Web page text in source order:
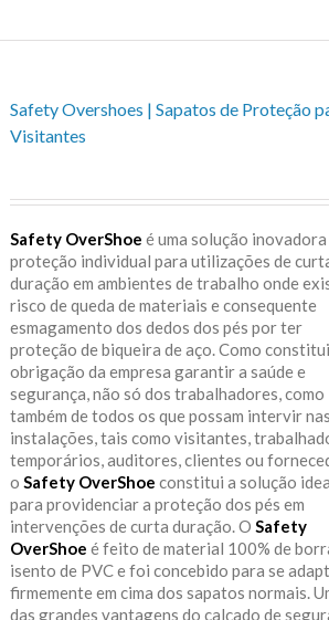
Safety Overshoes | Sapatos de Proteção
Visitantes
Safety OverShoe é uma solução inovadora
proteção individual para utilizações de
duração em ambientes de trabalho onde
risco de queda de materiais e consequente
esmagamento dos dedos dos pés por ter
proteção de biqueira de aço. Como constitui
obrigação da empresa garantir a saúde e
segurança, não só dos trabalhadores, como
também de todos os que possam intervir
instalações, tais como visitantes,
temporários, auditores, clientes ou
o Safety OverShoe constitui a solução
para providenciar a proteção dos pés em
intervenções de curta duração. O Safety
OverShoe é feito de material 100% de
isento de PVC e foi concebido para se
firmemente em cima dos sapatos normais.
das grandes vantagens do calçado de